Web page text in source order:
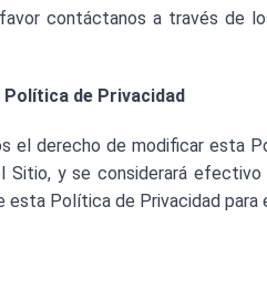
contáctanos a través de
Política de Privacidad
el derecho de modificar esta
Sitio, y se considerará
esta Política de Privacidad